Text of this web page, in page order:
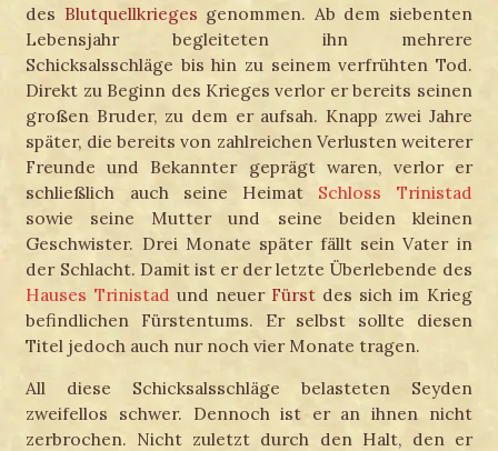
des Blutquellkrieges genommen. Ab dem siebenten
Lebensjahr begleiteten ihn mehrere
Schicksalsschläge bis hin zu seinem verfrühten Tod.
Direkt zu Beginn des Krieges verlor er bereits seinen
großen Bruder, zu dem er aufsah. Knapp zwei Jahre
später, die bereits von zahlreichen Verlusten weiterer
Freunde und Bekannter geprägt waren, verlor er
schließlich auch seine Heimat Schloss Trinistad
sowie seine Mutter und seine beiden kleinen
Geschwister. Drei Monate später fällt sein Vater in
der Schlacht. Damit ist er der letzte Überlebende des
Hauses Trinistad und neuer Fürst des sich im Krieg
befindlichen Fürstentums. Er selbst sollte diesen
Titel jedoch auch nur noch vier Monate tragen.
All diese Schicksalsschläge belasteten Seyden
zweifellos schwer. Dennoch ist er an ihnen nicht
zerbrochen. Nicht zuletzt durch den Halt, den er